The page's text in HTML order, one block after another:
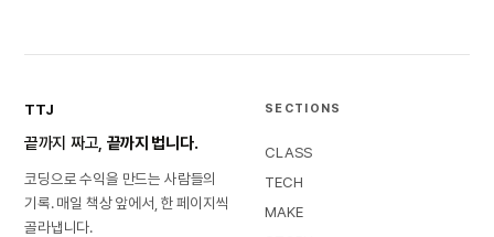
TTJ
끝까지 짜고, 끝까지 법니다.
코딩으로 수익을 만드는 사람들의
기록. 매일 책상 앞에서, 한 페이지씩
골라냅니다.
SECTIONS
CLASS
TECH
MAKE